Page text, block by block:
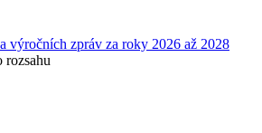
výročních zpráv za roky 2026 až 2028
rozsahu